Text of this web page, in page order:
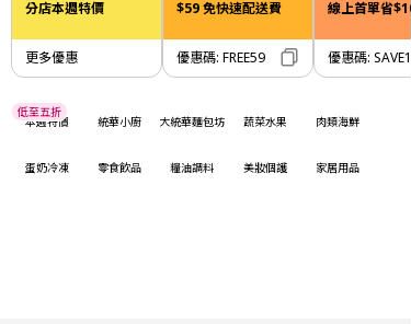
分店本週特價
更多優惠
$59 免快速配送費
優惠碼: FREE59
線上首單省$10
優惠碼: SAVE10
低至五折
本週特價 統華小廚 大統華麵包坊 蔬菜水果 肉類海鮮
蛋奶冷凍 零食飲品 糧油調料 美妝個護 家居用品